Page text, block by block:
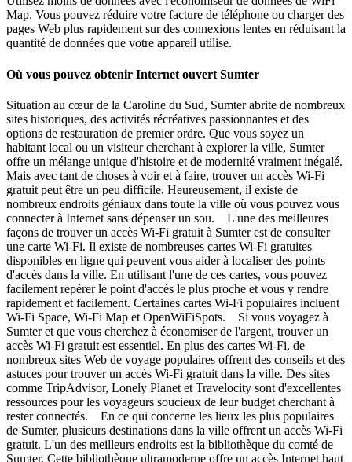
Map. Vous pouvez réduire votre facture de téléphone ou charger des
pages Web plus rapidement sur des connexions lentes en réduisant la
quantité de données que votre appareil utilise.
Où vous pouvez obtenir Internet ouvert Sumter
Situation au cœur de la Caroline du Sud, Sumter abrite de nombreux
sites historiques, des activités récréatives passionnantes et des
options de restauration de premier ordre. Que vous soyez un
habitant local ou un visiteur cherchant à explorer la ville, Sumter
offre un mélange unique d'histoire et de modernité vraiment inégalé.
Mais avec tant de choses à voir et à faire, trouver un accès Wi-Fi
gratuit peut être un peu difficile. Heureusement, il existe de
nombreux endroits géniaux dans toute la ville où vous pouvez vous
connecter à Internet sans dépenser un sou. L'une des meilleures
façons de trouver un accès Wi-Fi gratuit à Sumter est de consulter
une carte Wi-Fi. Il existe de nombreuses cartes Wi-Fi gratuites
disponibles en ligne qui peuvent vous aider à localiser des points
d'accès dans la ville. En utilisant l'une de ces cartes, vous pouvez
facilement repérer le point d'accès le plus proche et vous y rendre
rapidement et facilement. Certaines cartes Wi-Fi populaires incluent
Wi-Fi Space, Wi-Fi Map et OpenWiFiSpots. Si vous voyagez à
Sumter et que vous cherchez à économiser de l'argent, trouver un
accès Wi-Fi gratuit est essentiel. En plus des cartes Wi-Fi, de
nombreux sites Web de voyage populaires offrent des conseils et des
astuces pour trouver un accès Wi-Fi gratuit dans la ville. Des sites
comme TripAdvisor, Lonely Planet et Travelocity sont d'excellentes
ressources pour les voyageurs soucieux de leur budget cherchant à
rester connectés. En ce qui concerne les lieux les plus populaires
de Sumter, plusieurs destinations dans la ville offrent un accès Wi-Fi
gratuit. L'un des meilleurs endroits est la bibliothèque du comté de
Sumter. Cette bibliothèque ultramoderne offre un accès Internet haut